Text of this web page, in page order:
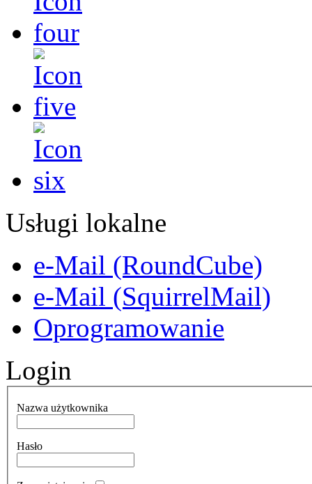
Usługi lokalne
e-Mail (RoundCube)
e-Mail (SquirrelMail)
Oprogramowanie
Login
Nazwa użytkownika
Hasło